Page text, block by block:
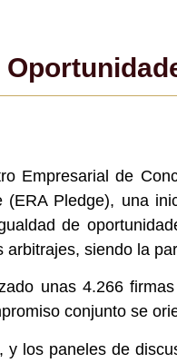
Empresarial de
(ERA Pledge), una
de
siendo la
unas 4.266
conjunto se
los paneles de